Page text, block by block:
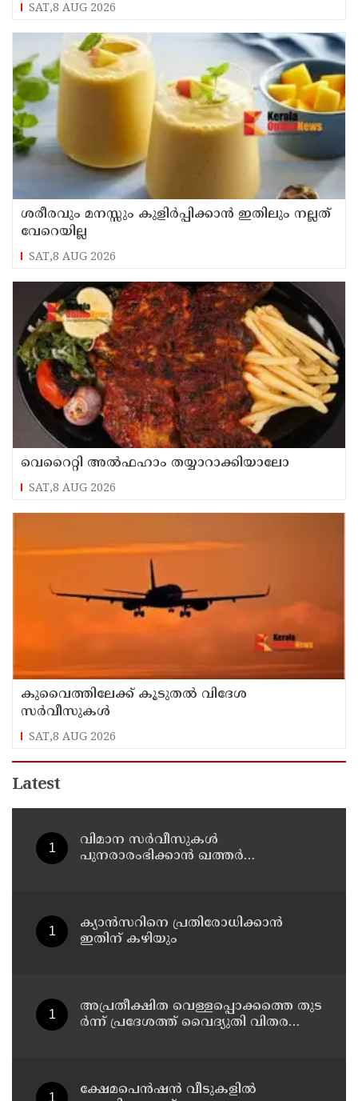
SAT,8 AUG 2026
ശരീരവും മനസ്സും കുളിർപ്പിക്കാൻ ഇതിലും നല്ലത്
വേറെയില്ല
SAT,8 AUG 2026
വെറൈറ്റി അൽഫഹാം തയ്യാറാക്കിയാലോ
SAT,8 AUG 2026
കുവൈത്തിലേക്ക് കൂടുതല്‍ വിദേശ
സര്‍വീസുകള്‍
SAT,8 AUG 2026
Latest
വിമാന സര്‍വീസുകള്‍
പുനരാരംഭിക്കാന്‍ ഖത്തര്‍
ക്യാൻസറിനെ പ്രതിരോധിക്കാൻ
ഇതിന് കഴിയും
അ​പ്ര​തീ​ക്ഷി​ത വെ​ള്ള​പ്പൊ​ക്ക​ത്തെ തു​ട​
ർ​ന്ന് പ്ര​ദേ​ശ​ത്ത് വൈ​ദ്യു​തി വി​ത​ര​ണം
ക്ഷേമപെൻഷൻ വീടുകളിൽ